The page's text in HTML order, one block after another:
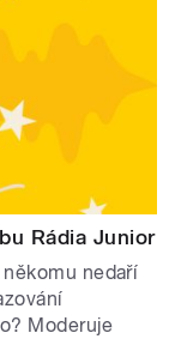
Rádia Junior
nedaří
Moderuje